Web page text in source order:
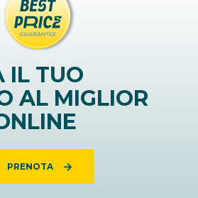
IL TUO
AL MIGLIOR
PRENOTA